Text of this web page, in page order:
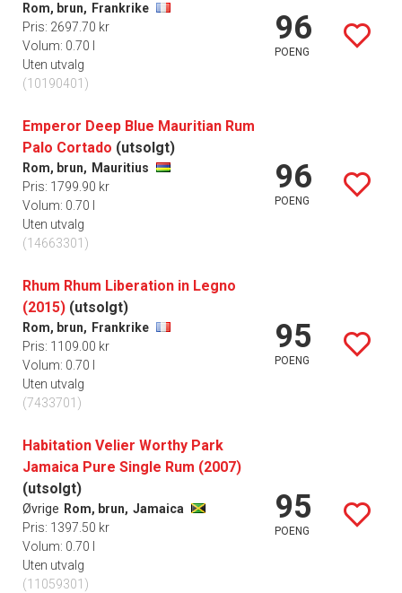
Rom, brun, Frankrike
Pris: 2697.70 kr
Volum: 0.70 l
Uten utvalg
(10190401)
96
POENG
Emperor Deep Blue Mauritian Rum
Palo Cortado (utsolgt)
Rom, brun, Mauritius
Pris: 1799.90 kr
Volum: 0.70 l
Uten utvalg
(14663301)
96
POENG
Rhum Rhum Liberation in Legno
(2015) (utsolgt)
Rom, brun, Frankrike
Pris: 1109.00 kr
Volum: 0.70 l
Uten utvalg
(7433701)
95
POENG
Habitation Velier Worthy Park
Jamaica Pure Single Rum (2007)
(utsolgt)
Øvrige Rom, brun, Jamaica
Pris: 1397.50 kr
Volum: 0.70 l
Uten utvalg
(11059301)
95
POENG